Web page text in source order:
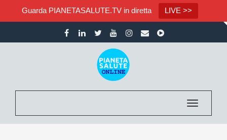
Guarda PIANETASALUTE.TV in diretta LIVE >>
Toggle